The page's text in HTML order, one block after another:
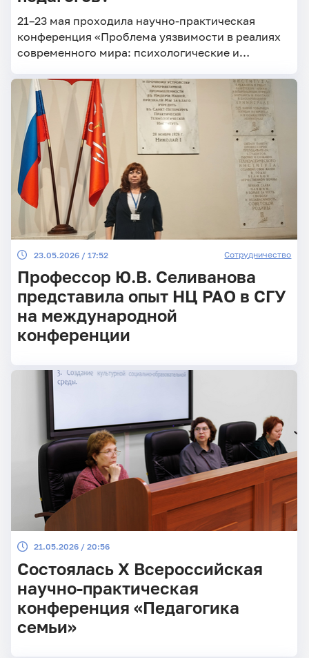
21–23 мая проходила научно-практическая
конференция «Проблема уязвимости в реалиях
современного мира: психологические и
23.05.2026 / 17:52 Сотрудничество
Профессор Ю.В. Селиванова
представила опыт НЦ РАО в СГУ
на международной
конференции
21.05.2026 / 20:56
Состоялась X Всероссийская
научно-практическая
конференция «Педагогика
семьи»